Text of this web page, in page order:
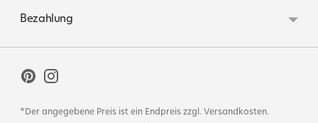
Bezahlung
*Der angegebene Preis ist ein Endpreis zzgl. Versandkosten.